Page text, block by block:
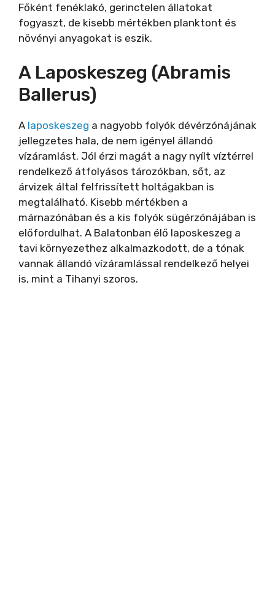
Főként fenéklakó, gerinctelen állatokat
fogyaszt, de kisebb mértékben planktont és
növényi anyagokat is eszik.
A Laposkeszeg (Abramis
Ballerus)
A laposkeszeg a nagyobb folyók dévérzónájának
jellegzetes hala, de nem igényel állandó
vízáramlást. Jól érzi magát a nagy nyílt víztérrel
rendelkező átfolyásos tározókban, sőt, az
árvizek által felfrissített holtágakban is
megtalálható. Kisebb mértékben a
márnazónában és a kis folyók sügérzónájában is
előfordulhat. A Balatonban élő laposkeszeg a
tavi környezethez alkalmazkodott, de a tónak
vannak állandó vízáramlással rendelkező helyei
is, mint a Tihanyi szoros.